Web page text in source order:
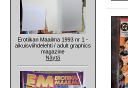
Erotiikan Maailma 1993 nr 1 -
aikuisviihdelehti / adult graphics
magazine
Näytä